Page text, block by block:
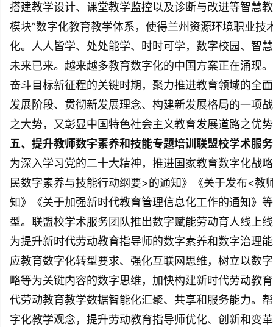
搭建教学设计、课堂教学监控以及诊断与改进等智慧
模块”数字化教育教学体系，使得兰州资源环境职业技
化。人人皆学、处处能学、时时可学，数字校园、智
未来已来。越来越多教育数字化的中国方案正在涌现
奋斗目标新征程的关键时期，聚力推进教育领域的全
发展阶段、贯彻新发展理念、构建新发展格局的一项
之大势，又彰显中国特色社会主义教育发展道路之优
五、提升教师数字素养和技能专题培训联盟校学术服
为深入学习党的二十大精神，推进国家教育数字化战
民数字素养与技能行动纲要>的通知》《关于发布<教
知》《关于加强新时代教育管理信息化工作的通知》
型。联盟校学术服务团队推出数字赋能劳动育人线上
为提升新时代劳动教育指导师的数字素养和数字治理
应教育数字化转型要求、强化互联网思维，树立以数
略等为关键内容的数字思维，加快构建新时代劳动教
代劳动教育教学数据智能化汇聚、共享和服务能力。
字化教学观念，提升劳动教育指导师优化、创新和变